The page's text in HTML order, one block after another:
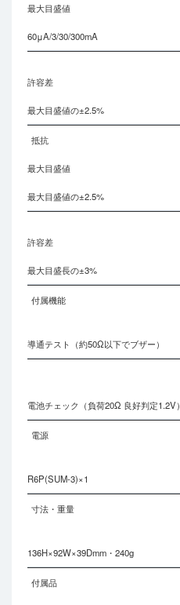
最大目盛値
60μA/3/30/300mA
許容差
最大目盛値の±2.5%
抵抗
最大目盛値
最大目盛値の±2.5%
許容差
最大目盛長の±3%
付属機能
導通テスト（約50Ω以下でブザー）
電池チェック（負荷20Ω 良好判定1.2V）
電源
R6P(SUM-3)×1
寸法・重量
136H×92W×39Dmm・240g
付属品